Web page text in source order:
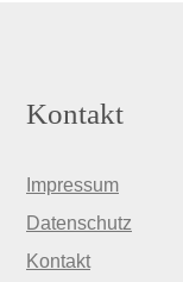
Kontakt
Impressum
Datenschutz
Kontakt